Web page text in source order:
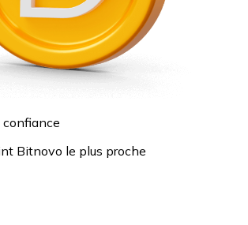
confiance
Bitnovo le plus proche